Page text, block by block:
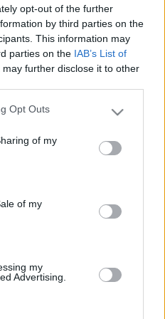
opt-out of the further
by third parties on the
This information may
parties on the IAB’s List of
may further disclose it to other
uses one or more Google
behaviour. You may click to
and its third-party tags to
purposes in below Google
Opt Outs
of my
of my
my
Advertising.
delucidazione su cosa
mobilvetta m 71 ed un bimar tutti e